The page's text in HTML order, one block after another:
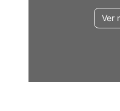
Ver